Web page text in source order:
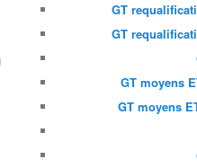
GT
GT
GT moyens
GT moyens